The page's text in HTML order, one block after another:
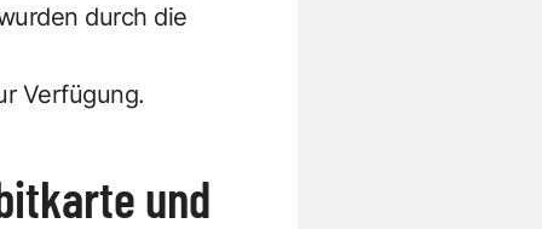
durch die
Verfügung.
und